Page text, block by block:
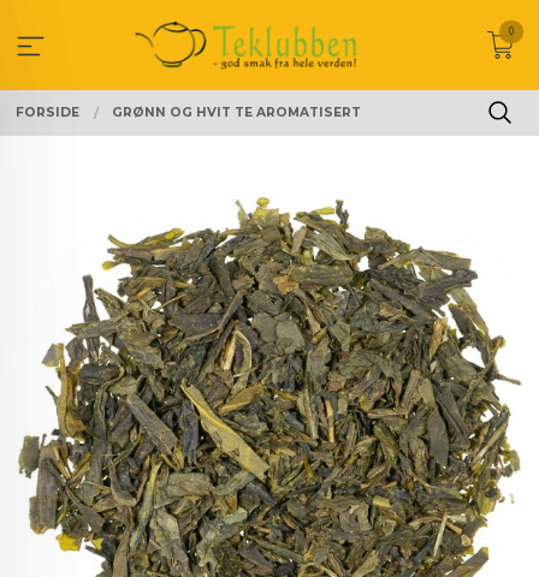
innholdet
0
FORSIDE GRØNN OG HVIT TE AROMATISERT